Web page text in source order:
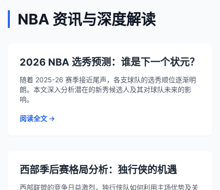
NBA 资讯与深度解读
2026 NBA 选秀预测：谁是下一个状元？
随着 2025-26 赛季接近尾声，各支球队的选秀顺位逐渐明
朗。本文深入分析潜在的新秀候选人及其对球队未来的影
响。
阅读全文 →
西部季后赛格局分析：独行侠的机遇
西部联盟的竞争日益激烈，独行侠队如何利用主场优势及关